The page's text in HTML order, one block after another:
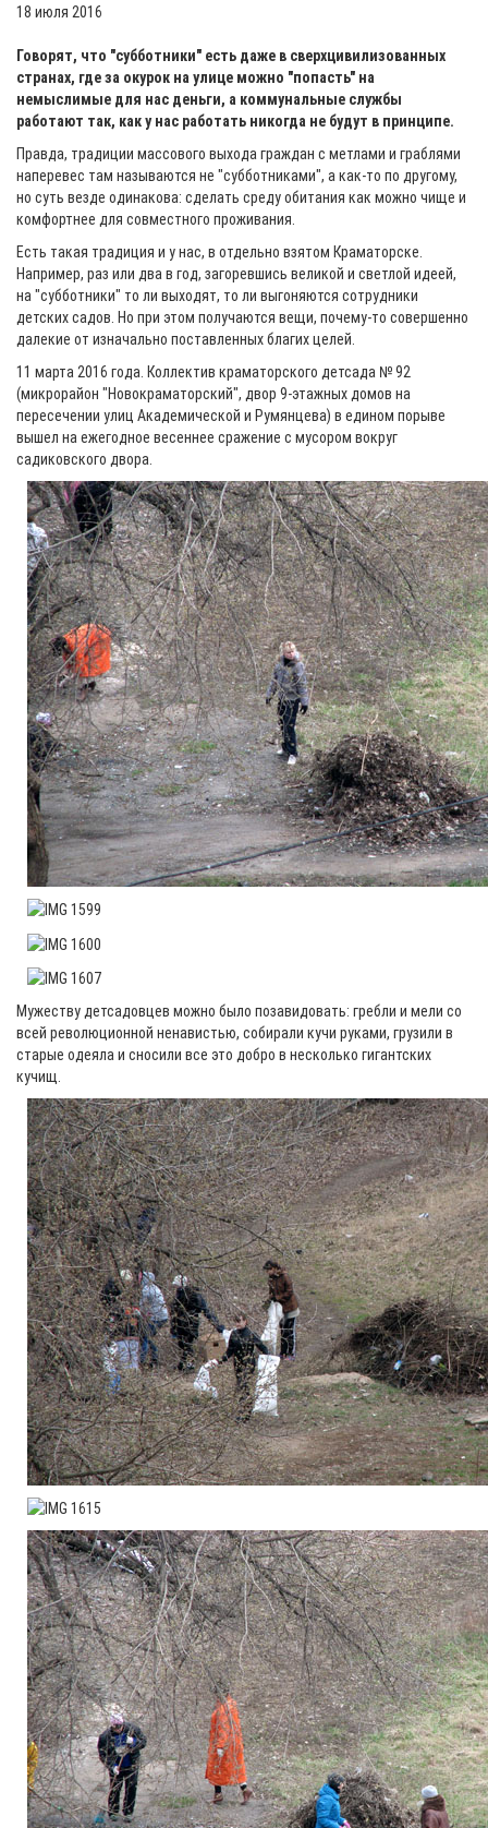
18 июля 2016
Говорят, что "субботники" есть даже в сверхцивилизованных
странах, где за окурок на улице можно "попасть" на
немыслимые для нас деньги, а коммунальные службы
работают так, как у нас работать никогда не будут в принципе.
Правда, традиции массового выхода граждан с метлами и граблями
наперевес там называются не "субботниками", а как-то по другому,
но суть везде одинакова: сделать среду обитания как можно чище и
комфортнее для совместного проживания.
Есть такая традиция и у нас, в отдельно взятом Краматорске.
Например, раз или два в год, загоревшись великой и светлой идеей,
на "субботники" то ли выходят, то ли выгоняются сотрудники
детских садов. Но при этом получаются вещи, почему-то совершенно
далекие от изначально поставленных благих целей.
11 марта 2016 года. Коллектив краматорского детсада № 92
(микрорайон "Новокраматорский", двор 9-этажных домов на
пересечении улиц Академической и Румянцева) в едином порыве
вышел на ежегодное весеннее сражение с мусором вокруг
садиковского двора.
Мужеству детсадовцев можно было позавидовать: гребли и мели со
всей революционной ненавистью, собирали кучи руками, грузили в
старые одеяла и сносили все это добро в несколько гигантских
кучищ.